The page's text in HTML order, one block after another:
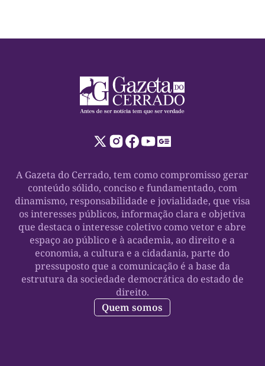
A Gazeta do Cerrado, tem como compromisso gerar
conteúdo sólido, conciso e fundamentado, com
dinamismo, responsabilidade e jovialidade, que visa
os interesses públicos, informação clara e objetiva
que destaca o interesse coletivo como vetor e abre
espaço ao público e à academia, ao direito e a
economia, a cultura e a cidadania, parte do
pressuposto que a comunicação é a base da
estrutura da sociedade democrática do estado de
direito.
Quem somos